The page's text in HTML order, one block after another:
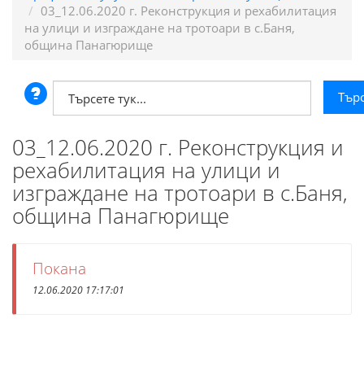
03_12.06.2020 г. Реконструкция и рехабилитация
на улици и изграждане на тротоари в с.Баня,
община Панагюрище
03_12.06.2020 г. Реконструкция и
рехабилитация на улици и
изграждане на тротоари в с.Баня,
община Панагюрище
Покана
12.06.2020 17:17:01